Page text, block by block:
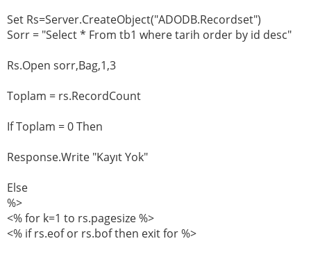
Set Rs=Server.CreateObject("ADODB.Recordset")
Sorr = "Select * From tb1 where tarih order by id desc"
Rs.Open sorr,Bag,1,3
Toplam = rs.RecordCount
If Toplam = 0 Then
Response.Write "Kayıt Yok"
Else
%>
<% for k=1 to rs.pagesize %>
<% if rs.eof or rs.bof then exit for %>